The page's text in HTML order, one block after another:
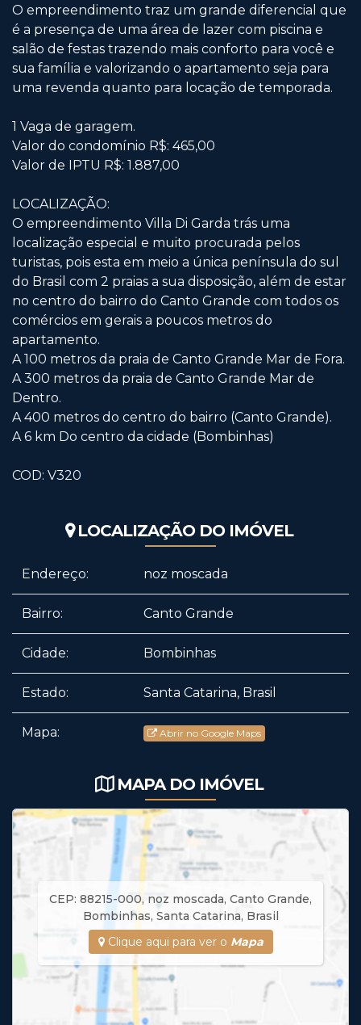
O empreendimento traz um grande diferencial que
é a presença de uma área de lazer com piscina e
salão de festas trazendo mais conforto para você e
sua família e valorizando o apartamento seja para
uma revenda quanto para locação de temporada.
1 Vaga de garagem.
Valor do condomínio R$: 465,00
Valor de IPTU R$: 1.887,00
LOCALIZAÇÃO:
O empreendimento Villa Di Garda trás uma
localização especial e muito procurada pelos
turistas, pois esta em meio a única península do sul
do Brasil com 2 praias a sua disposição, além de estar
no centro do bairro do Canto Grande com todos os
comércios em gerais a poucos metros do
apartamento.
A 100 metros da praia de Canto Grande Mar de Fora.
A 300 metros da praia de Canto Grande Mar de
Dentro.
A 400 metros do centro do bairro (Canto Grande).
A 6 km Do centro da cidade (Bombinhas)
COD: V320
LOCALIZAÇÃO DO IMÓVEL
Endereço: noz moscada
Bairro: Canto Grande
Cidade: Bombinhas
Estado: Santa Catarina, Brasil
Mapa: Abrir no Google Maps
MAPA DO IMÓVEL
CEP: 88215-000, noz moscada, Canto Grande,
Bombinhas, Santa Catarina, Brasil
Clique aqui para ver o Mapa